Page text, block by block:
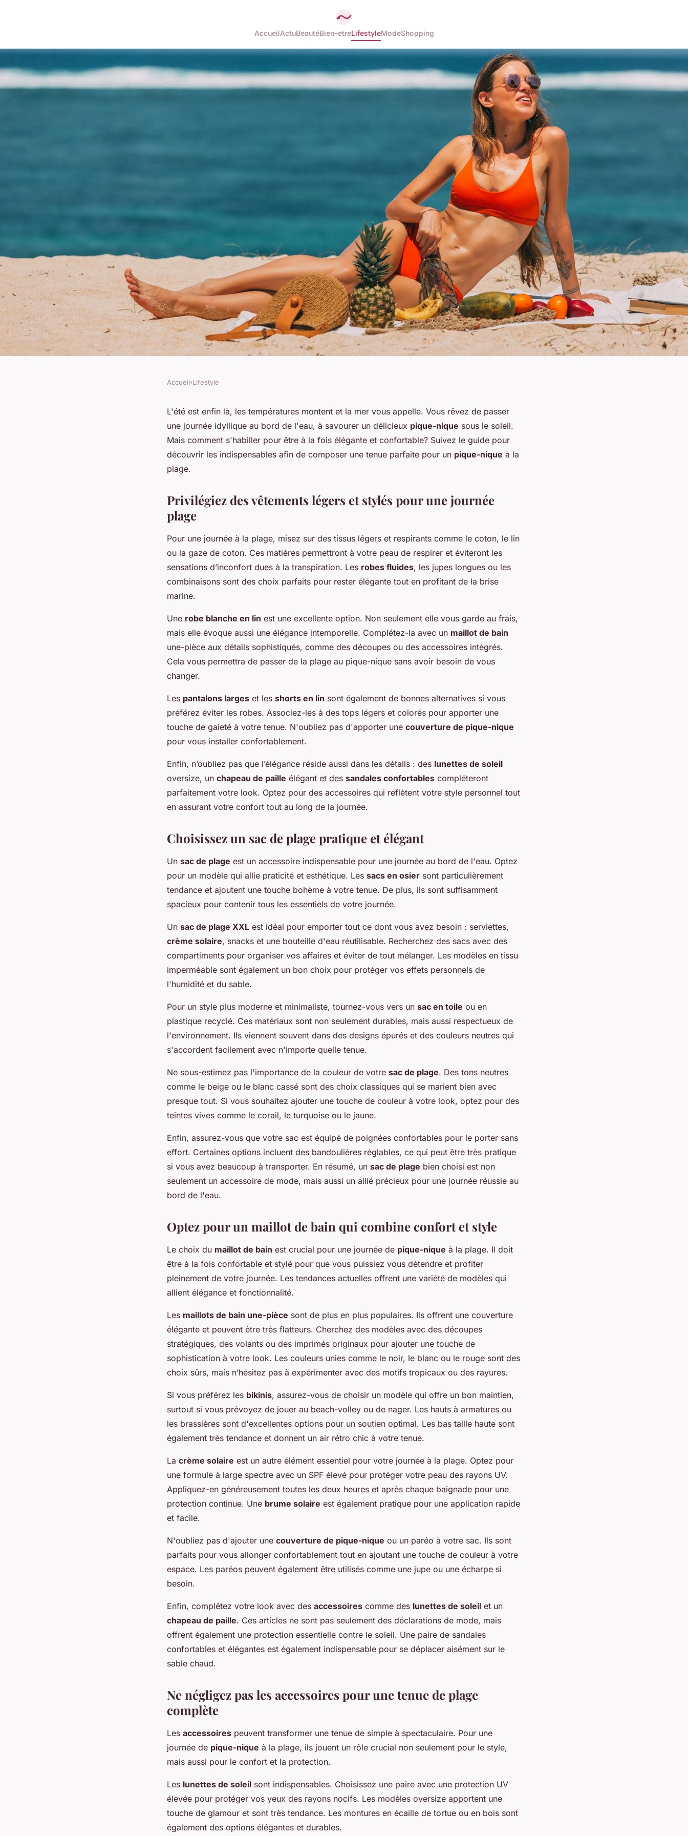
AccueilActuBeautéBien-etreLifestyleModeShopping
Comment choisir une tenue de plage
élégante pour un pique-nique au bord
Accueil›Lifestyle
L'été est enfin là, les températures montent et la mer vous appelle. Vous rêvez de passer
une journée idyllique au bord de l'eau, à savourer un délicieux pique-nique sous le soleil.
Mais comment s'habiller pour être à la fois élégante et confortable? Suivez le guide pour
découvrir les indispensables afin de composer une tenue parfaite pour un pique-nique à la
plage.
Privilégiez des vêtements légers et stylés pour une journée
plage
Pour une journée à la plage, misez sur des tissus légers et respirants comme le coton, le lin
ou la gaze de coton. Ces matières permettront à votre peau de respirer et éviteront les
sensations d’inconfort dues à la transpiration. Les robes fluides, les jupes longues ou les
combinaisons sont des choix parfaits pour rester élégante tout en profitant de la brise
marine.
Une robe blanche en lin est une excellente option. Non seulement elle vous garde au frais,
mais elle évoque aussi une élégance intemporelle. Complétez-la avec un maillot de bain
une-pièce aux détails sophistiqués, comme des découpes ou des accessoires intégrés.
Cela vous permettra de passer de la plage au pique-nique sans avoir besoin de vous
changer.
Les pantalons larges et les shorts en lin sont également de bonnes alternatives si vous
préférez éviter les robes. Associez-les à des tops légers et colorés pour apporter une
touche de gaieté à votre tenue. N'oubliez pas d'apporter une couverture de pique-nique
pour vous installer confortablement.
Enfin, n’oubliez pas que l’élégance réside aussi dans les détails : des lunettes de soleil
oversize, un chapeau de paille élégant et des sandales confortables compléteront
parfaitement votre look. Optez pour des accessoires qui reflètent votre style personnel tout
en assurant votre confort tout au long de la journée.
Choisissez un sac de plage pratique et élégant
Un sac de plage est un accessoire indispensable pour une journée au bord de l'eau. Optez
pour un modèle qui allie praticité et esthétique. Les sacs en osier sont particulièrement
tendance et ajoutent une touche bohème à votre tenue. De plus, ils sont suffisamment
spacieux pour contenir tous les essentiels de votre journée.
Un sac de plage XXL est idéal pour emporter tout ce dont vous avez besoin : serviettes,
crème solaire, snacks et une bouteille d'eau réutilisable. Recherchez des sacs avec des
compartiments pour organiser vos affaires et éviter de tout mélanger. Les modèles en tissu
imperméable sont également un bon choix pour protéger vos effets personnels de
l'humidité et du sable.
Pour un style plus moderne et minimaliste, tournez-vous vers un sac en toile ou en
plastique recyclé. Ces matériaux sont non seulement durables, mais aussi respectueux de
l'environnement. Ils viennent souvent dans des designs épurés et des couleurs neutres qui
s'accordent facilement avec n'importe quelle tenue.
Ne sous-estimez pas l'importance de la couleur de votre sac de plage. Des tons neutres
comme le beige ou le blanc cassé sont des choix classiques qui se marient bien avec
presque tout. Si vous souhaitez ajouter une touche de couleur à votre look, optez pour des
teintes vives comme le corail, le turquoise ou le jaune.
Enfin, assurez-vous que votre sac est équipé de poignées confortables pour le porter sans
effort. Certaines options incluent des bandoulières réglables, ce qui peut être très pratique
si vous avez beaucoup à transporter. En résumé, un sac de plage bien choisi est non
seulement un accessoire de mode, mais aussi un allié précieux pour une journée réussie au
bord de l'eau.
Optez pour un maillot de bain qui combine confort et style
Le choix du maillot de bain est crucial pour une journée de pique-nique à la plage. Il doit
être à la fois confortable et stylé pour que vous puissiez vous détendre et profiter
pleinement de votre journée. Les tendances actuelles offrent une variété de modèles qui
allient élégance et fonctionnalité.
Les maillots de bain une-pièce sont de plus en plus populaires. Ils offrent une couverture
élégante et peuvent être très flatteurs. Cherchez des modèles avec des découpes
stratégiques, des volants ou des imprimés originaux pour ajouter une touche de
sophistication à votre look. Les couleurs unies comme le noir, le blanc ou le rouge sont des
choix sûrs, mais n’hésitez pas à expérimenter avec des motifs tropicaux ou des rayures.
Si vous préférez les bikinis, assurez-vous de choisir un modèle qui offre un bon maintien,
surtout si vous prévoyez de jouer au beach-volley ou de nager. Les hauts à armatures ou
les brassières sont d'excellentes options pour un soutien optimal. Les bas taille haute sont
également très tendance et donnent un air rétro chic à votre tenue.
La crème solaire est un autre élément essentiel pour votre journée à la plage. Optez pour
une formule à large spectre avec un SPF élevé pour protéger votre peau des rayons UV.
Appliquez-en généreusement toutes les deux heures et après chaque baignade pour une
protection continue. Une brume solaire est également pratique pour une application rapide
et facile.
N'oubliez pas d'ajouter une couverture de pique-nique ou un paréo à votre sac. Ils sont
parfaits pour vous allonger confortablement tout en ajoutant une touche de couleur à votre
espace. Les paréos peuvent également être utilisés comme une jupe ou une écharpe si
besoin.
Enfin, complétez votre look avec des accessoires comme des lunettes de soleil et un
chapeau de paille. Ces articles ne sont pas seulement des déclarations de mode, mais
offrent également une protection essentielle contre le soleil. Une paire de sandales
confortables et élégantes est également indispensable pour se déplacer aisément sur le
sable chaud.
Ne négligez pas les accessoires pour une tenue de plage
complète
Les accessoires peuvent transformer une tenue de simple à spectaculaire. Pour une
journée de pique-nique à la plage, ils jouent un rôle crucial non seulement pour le style,
mais aussi pour le confort et la protection.
Les lunettes de soleil sont indispensables. Choisissez une paire avec une protection UV
élevée pour protéger vos yeux des rayons nocifs. Les modèles oversize apportent une
touche de glamour et sont très tendance. Les montures en écaille de tortue ou en bois sont
également des options élégantes et durables.